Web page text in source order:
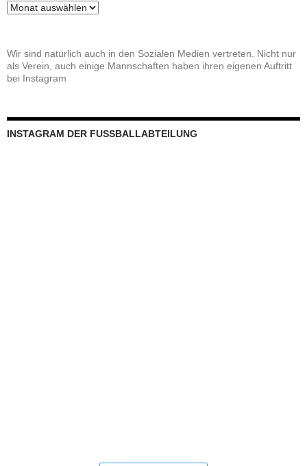
Beitragsarchiv
Wir sind natürlich auch in den Sozialen Medien vertreten. Nicht nur
als Verein, auch einige Mannschaften haben ihren eigenen Auftritt
bei Instagram
INSTAGRAM DER FUSSBALLABTEILUNG